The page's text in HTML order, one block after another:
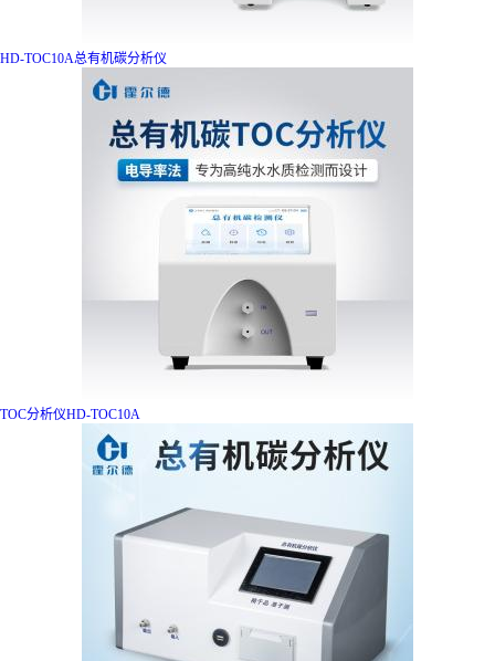
HD-TOC10A总有机碳分析仪
TOC分析仪HD-TOC10A